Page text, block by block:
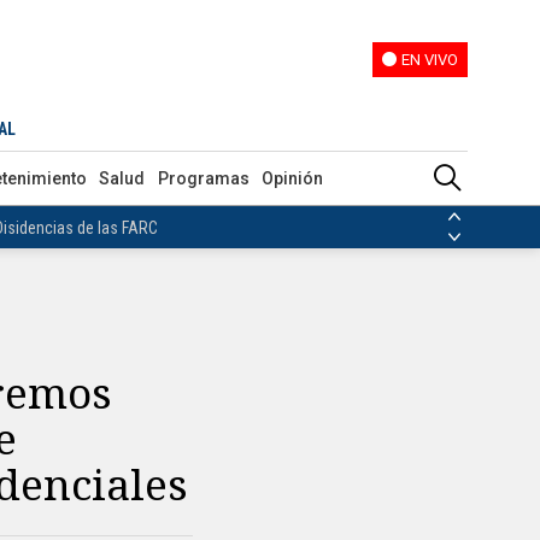
EN VIVO
Salud Programas Opinión
de las FARC
de las FARC